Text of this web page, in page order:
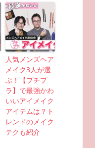
人気メンズヘア
メイク3人が選
ぶ！【プチプ
ラ】で最強かわ
いいアイメイク
アイテムは？ト
レンドのメイク
テクも紹介